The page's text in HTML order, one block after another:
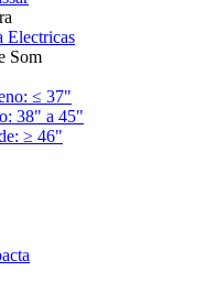
Electricas
Som
≤ 37"
38" a 45"
≥ 46"